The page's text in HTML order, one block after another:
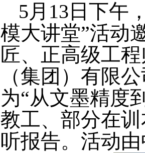
5月 13 日下午
模大讲堂”活动
匠、正高级工
（集团）有限
为“从文墨精度
教工、部分在
听报告。活动